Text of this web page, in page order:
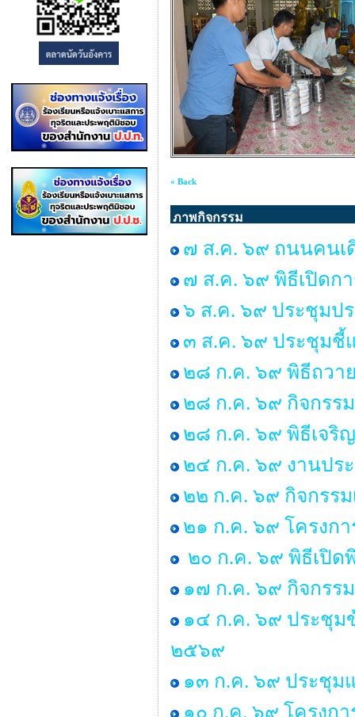
« Back
ภาพกิจกรรม
๗ ส.ค. ๖๙ ถนนคนเดิ
๗ ส.ค. ๖๙ พิธีเปิดก
๖ ส.ค. ๖๙ ประชุมป
๓ ส.ค. ๖๙ ประชุมชี้
๒๘ ก.ค. ๖๙ พิธีถวา
๒๘ ก.ค. ๖๙ กิจกรร
๒๘ ก.ค. ๖๙ พิธีเจริ
๒๔ ก.ค. ๖๙ งานปร
๒๒ ก.ค. ๖๙ กิจกรร
๒๑ ก.ค. ๖๙ โครงก
๒๐ ก.ค. ๖๙ พิธีเปิ
๑๗ ก.ค. ๖๙ กิจกรร
๑๔ ก.ค. ๖๙ ประชุม
๒๕๖๙
๑๓ ก.ค. ๖๙ ประชุม
๑๐ ก.ค. ๖๙ โครงก